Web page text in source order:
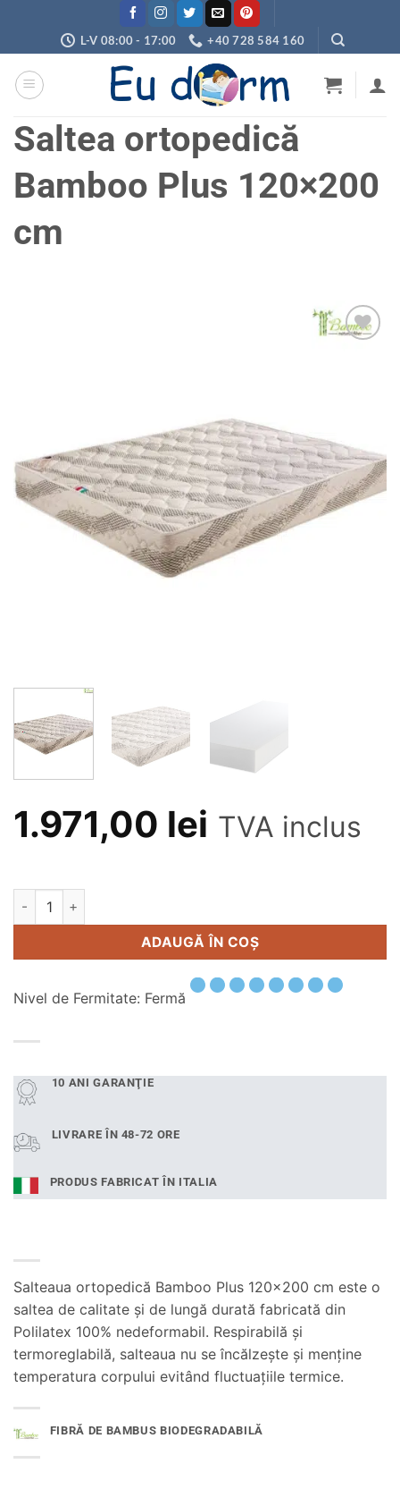
content
L-V 08:00 - 17:00 +40 728 584 160
Saltea ortopedică
Bamboo Plus 120×200
cm
1.971,00 lei TVA inclus
Cantitate Saltea ortopedică Bamboo Plus 120x200 cm
ADAUGĂ ÎN COȘ
Alternative:
Nivel de Fermitate: Fermă
10 ANI GARANŢIE
LIVRARE ÎN 48-72 ORE
PRODUS FABRICAT ÎN ITALIA
Salteaua ortopedică Bamboo Plus 120×200 cm este o
saltea de calitate și de lungă durată fabricată din
Polilatex 100% nedeformabil. Respirabilă și
termoreglabilă, salteaua nu se încălzește și menține
temperatura corpului evitând fluctuațiile termice.
FIBRĂ DE BAMBUS BIODEGRADABILĂ